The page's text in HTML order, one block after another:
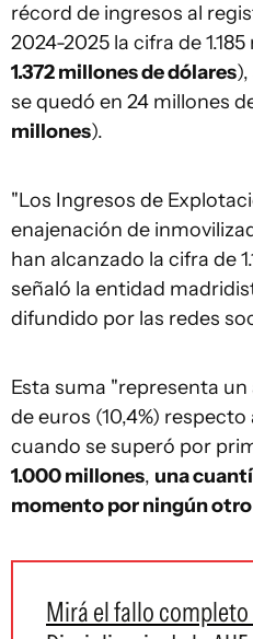
récord de ingresos al
2024-2025 la cifra de
1.372 millones de dólares
se quedó en 24 millones
millones).
"Los Ingresos de
enajenación de
han alcanzado la cifra de
señaló la entidad
difundido por las redes
Esta suma "representa un
de euros (10,4%)
cuando se superó por
1.000 millones, una
momento por ningún otro
Mirá el fallo